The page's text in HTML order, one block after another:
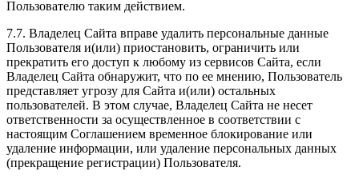
Пользователю таким действием.
7.7. Владелец Сайта вправе удалить персональные данные
Пользователя и(или) приостановить, ограничить или
прекратить его доступ к любому из сервисов Сайта, если
Владелец Сайта обнаружит, что по ее мнению, Пользователь
представляет угрозу для Сайта и(или) остальных
пользователей. В этом случае, Владелец Сайта не несет
ответственности за осуществленное в соответствии с
настоящим Соглашением временное блокирование или
удаление информации, или удаление персональных данных
(прекращение регистрации) Пользователя.